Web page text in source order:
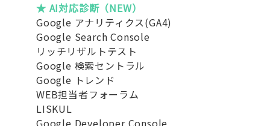
★ AI対応診断（NEW）
Google アナリティクス(GA4)
Google Search Console
リッチリザルトテスト
Google 検索セントラル
Google トレンド
WEB担当者フォーラム
LISKUL